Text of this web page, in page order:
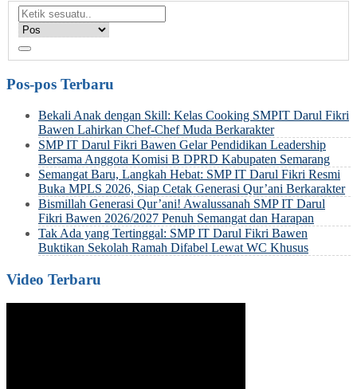
Pos-pos Terbaru
Bekali Anak dengan Skill: Kelas Cooking SMPIT Darul Fikri
Bawen Lahirkan Chef-Chef Muda Berkarakter
SMP IT Darul Fikri Bawen Gelar Pendidikan Leadership
Bersama Anggota Komisi B DPRD Kabupaten Semarang
Semangat Baru, Langkah Hebat: SMP IT Darul Fikri Resmi
Buka MPLS 2026, Siap Cetak Generasi Qur’ani Berkarakter
Bismillah Generasi Qur’ani! Awalussanah SMP IT Darul
Fikri Bawen 2026/2027 Penuh Semangat dan Harapan
Tak Ada yang Tertinggal: SMP IT Darul Fikri Bawen
Buktikan Sekolah Ramah Difabel Lewat WC Khusus
Video Terbaru